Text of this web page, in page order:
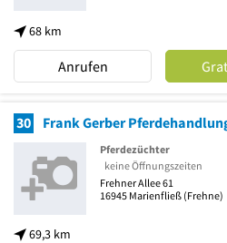
68 km
Anrufen
30 Frank Gerber
69,3 km
Pferdezüchter
keine Öffnungszeiten
Frehner Allee 61
16945 Marienfließ (Frehne)